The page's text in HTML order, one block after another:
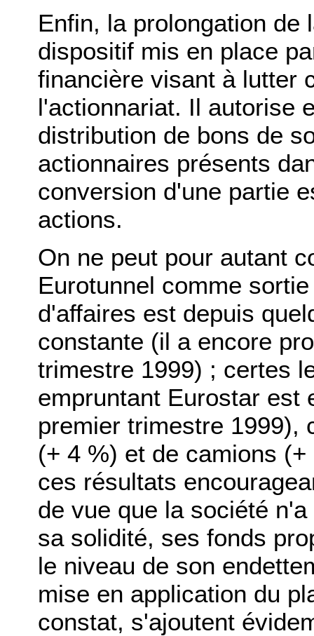
Enfin, la prolongation de
dispositif mis en place
financière visant à lutter
l'actionnariat. Il autorise
distribution de bons de
actionnaires présents
conversion d'une partie
actions.
On ne peut pour autant
Eurotunnel comme
d'affaires est depuis
constante (il a encore
trimestre 1999) ; certes
empruntant Eurostar est
premier trimestre 1999),
(+ 4 %) et de camions
ces résultats
de vue que la société
sa solidité, ses fonds
le niveau de son
mise en application du
constat, s'ajoutent